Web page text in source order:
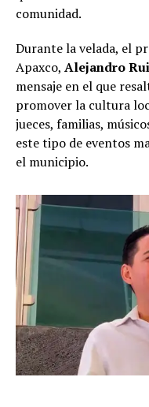
comunidad.
Durante la velada, el
Apaxco, Alejandro
mensaje en el que
promover la cultura
jueces, familias,
este tipo de eventos
el municipio.